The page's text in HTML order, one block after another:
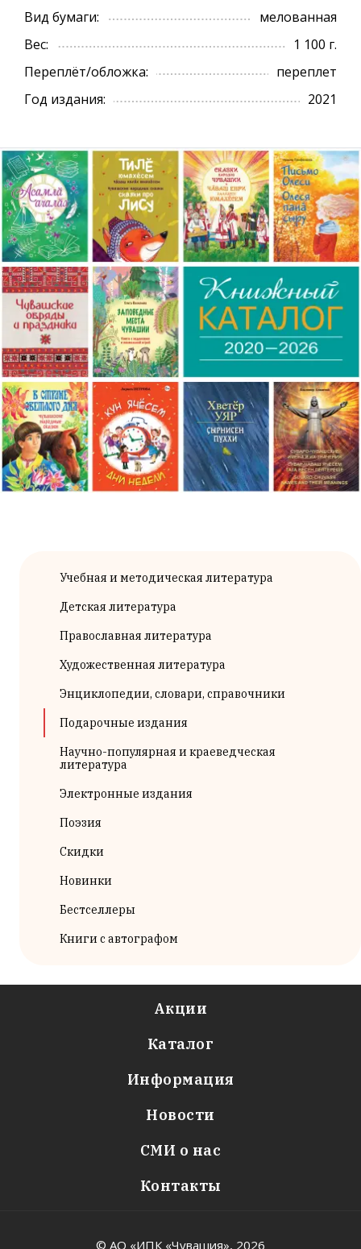
Вид бумаги:
мелованная
Вес:
1 100 г.
Переплёт/обложка:
переплет
Год издания:
2021
Учебная и методическая литература
Детская литература
Православная литература
Художественная литература
Энциклопедии, словари, справочники
Подарочные издания
Научно-популярная и краеведческая
литература
Электронные издания
Поэзия
Скидки
Новинки
Бестселлеры
Книги с автографом
Акции
Каталог
Информация
Новости
СМИ о нас
Контакты
© АО «ИПК «Чувашия», 2026